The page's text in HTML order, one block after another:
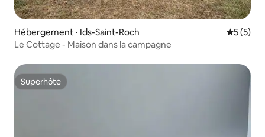
Hébergement ⋅ Ids-Saint-Roch
5 (5)
Le Cottage - Maison dans la campagne
Superhôte
Superhôte